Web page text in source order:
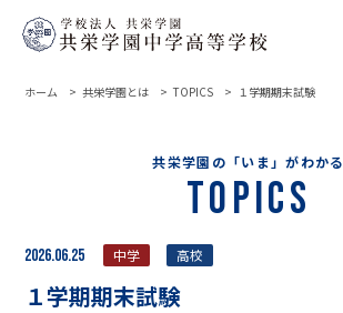
ホーム 共栄学園とは TOPICS １学期期末試験
共栄学園の「いま」がわかる
Topics
2026.06.25 中学 高校
１学期期末試験